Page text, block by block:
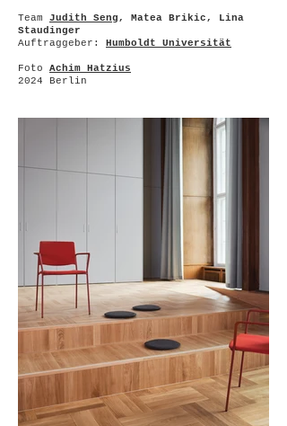
Team Judith Seng, Matea Brikic, Lina
Staudinger
Auftraggeber: Humboldt Universität
Foto Achim Hatzius
2024 Berlin